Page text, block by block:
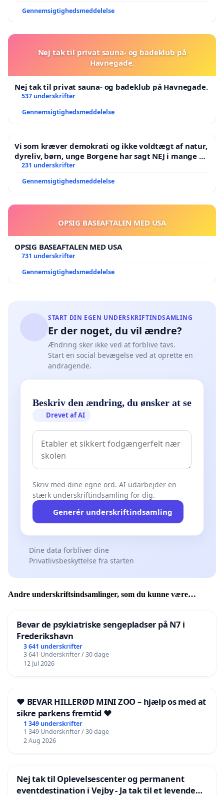
Gennemsigtighedsmeddelelse
Nej tak til privat sauna- og badeklub på
Havnegade.
Nej tak til privat sauna- og badeklub på Havnegade.
537 underskrifter
Gennemsigtighedsmeddelelse
Vi som kræver demokrati og ikke voldtægt af natur,
dyreliv, børn, unge Borgene har sagt NEJ i mange år.
Der er
231 underskrifter
Gennemsigtighedsmeddelelse
OPSIG BASEAFTALEN MED USA
OPSIG BASEAFTALEN MED USA
731 underskrifter
Gennemsigtighedsmeddelelse
START DIN EGEN UNDERSKRIFTINDSAMLING
Er der noget, du vil ændre?
Ændring sker ikke ved at forblive tavs.
Start en social bevægelse ved at oprette en
andragende.
Beskriv den ændring, du ønsker at se
Drevet af AI
Skriv med dine egne ord. AI udarbejder en
stærk underskriftindsamling for dig.
Generér underskriftindsamling
Dine data forbliver dine
Privatlivsbeskyttelse fra starten
Andre underskriftsindsamlinger, som du kunne være
Bevar de psykiatriske sengepladser på N7 i
Frederikshavn
3 641 underskrifter
3 641 Underskrifter / 30 dage
12 Jul 2026
❤️ BEVAR HILLERØD MINI ZOO – hjælp os med at
sikre parkens fremtid ❤️
1 349 underskrifter
1 349 Underskrifter / 30 dage
2 Aug 2026
Nej tak til Oplevelsescenter og permanent
eventdestination i Vejby - Ja tak til et levende